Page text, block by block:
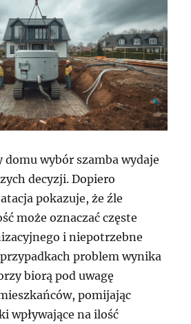
domu wybór szamba wydaje
decyzji. Dopiero
pokazuje, że źle
może oznaczać częste
i niepotrzebne
problem wynika
biorą pod uwagę
pomijając
wpływające na ilość